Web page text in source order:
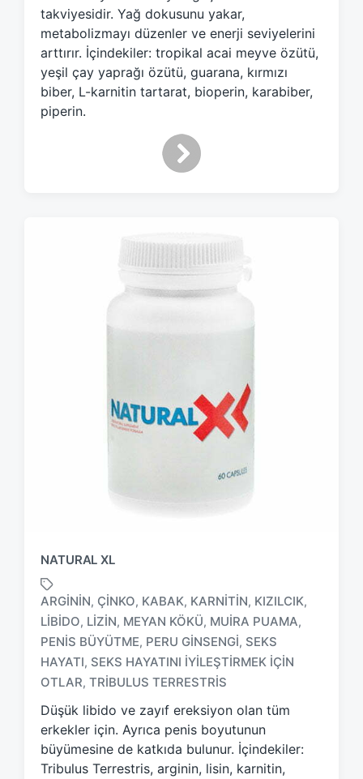
d
w
h
takviyesidir. Yağ dokusunu yakar,
metabolizmayı düzenler ve enerji seviyelerini
arttırır. İçindekiler: tropikal acai meyve özütü,
yeşil çay yaprağı özütü, guarana, kırmızı
biber, L-karnitin tartarat, bioperin, karabiber,
piperin.
NATURAL XL
T
a
g
e
d
w
i
ARGININ, ÇINKO, KABAK, KARNITIN, KIZILCIK,
LIBIDO, LIZIN, MEYAN KÖKÜ, MUIRA PUAMA,
PENIS BÜYÜTME, PERU GINSENGI, SEKS
HAYATI, SEKS HAYATINI IYILEŞTIRMEK IÇIN
OTLAR, TRIBULUS TERRESTRIS
Düşük libido ve zayıf ereksiyon olan tüm
erkekler için. Ayrıca penis boyutunun
büyümesine de katkıda bulunur. İçindekiler:
Tribulus Terrestris, arginin, lisin, karnitin,